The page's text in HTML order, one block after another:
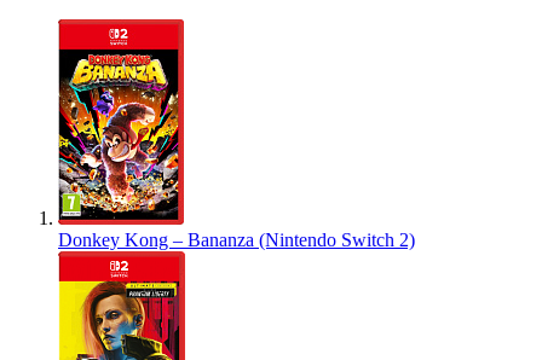
Donkey Kong – Bananza (Nintendo Switch 2)